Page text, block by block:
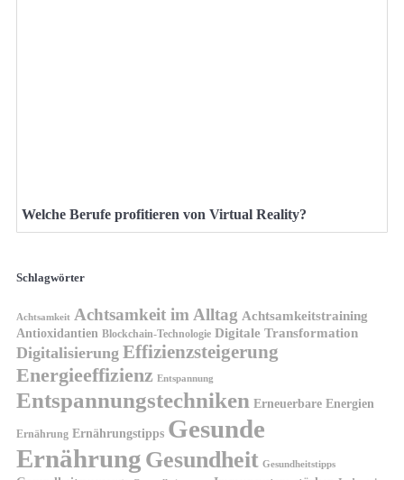
Welche Berufe profitieren von Virtual Reality?
Schlagwörter
Achtsamkeit Achtsamkeit im Alltag Achtsamkeitstraining
Antioxidantien Blockchain-Technologie Digitale Transformation
Digitalisierung Effizienzsteigerung
Energieeffizienz Entspannung
Entspannungstechniken Erneuerbare Energien
Ernährung Ernährungstipps Gesunde
Ernährung Gesundheit Gesundheitstipps